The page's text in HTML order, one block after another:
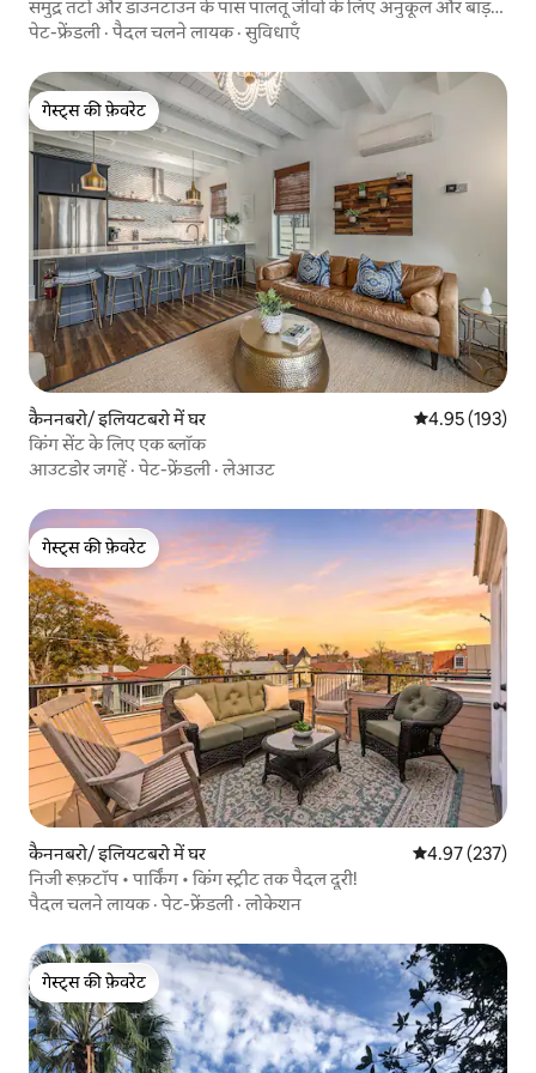
समुद्र तटों और डाउनटाउन के पास पालतू जीवों के लिए अनुकूल और बाड़
वाला यार्ड!
पेट-फ्रेंडली ·पैदल चलने लायक·सुविधाएँ
गेस्ट्स की फ़ेवरेट
गेस्ट्स की फ़ेवरेट
कैननबरो/ इलियटबरो में घर औसत रेटिंग 5 में से
4.95 (193)
किंग सेंट के लिए एक ब्लॉक
आउटडोर जगहें ·पेट-फ्रेंडली ·लेआउट
गेस्ट्स की फ़ेवरेट
गेस्ट्स की फ़ेवरेट
कैननबरो/ इलियटबरो में घर औसत रेटिंग 5 में से
4.97 (237)
निजी रूफ़टॉप • पार्किंग • किंग स्ट्रीट तक पैदल दूरी!
पैदल चलने लायक·पेट-फ्रेंडली ·लोकेशन
गेस्ट्स की फ़ेवरेट
गेस्ट्स की फ़ेवरेट